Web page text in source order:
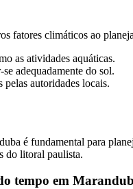
fatores climáticos ao
as atividades aquáticas.
adequadamente do sol.
autoridades locais.
é fundamental para
do litoral paulista.
tempo em